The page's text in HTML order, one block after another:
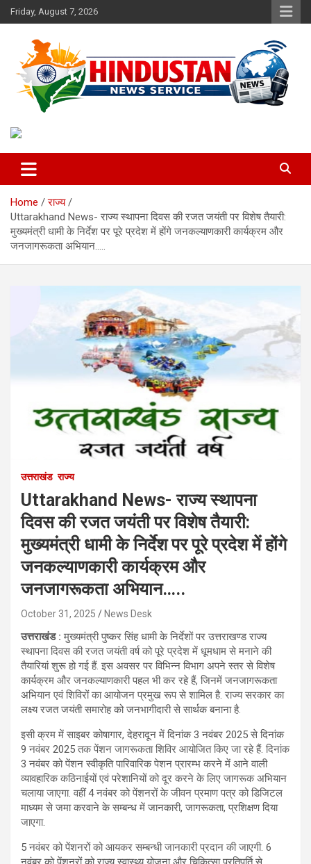
Skip
to
Friday, August 7, 2026
Hindustan News Service
Home
राज्य
Uttarakhand News- राज्य स्थापना दिवस की रजत जयंती पर विशेष तैयारी:
मुख्यमंत्री धामी के निर्देश पर पूरे प्रदेश में होंगे जनकल्याणकारी कार्यक्रम और
जनजागरूकता अभियान…..
उत्तराखंड राज्य
Uttarakhand News- राज्य स्थापना
दिवस की रजत जयंती पर विशेष तैयारी:
मुख्यमंत्री धामी के निर्देश पर पूरे प्रदेश में होंगे
जनकल्याणकारी कार्यक्रम और
जनजागरूकता अभियान…..
October 31, 2025 News Desk
उत्तराखंड : मुख्यमंत्री पुष्कर सिंह धामी के निर्देशों पर उत्तराखण्ड राज्य
स्थापना दिवस की रजत जयंती वर्ष को पूरे प्रदेश में धूमधाम से मनाने की
तैयारियां शुरू हो गई हैं. इस अवसर पर विभिन्न विभाग अपने स्तर से विशेष
कार्यक्रम और जनकल्याणकारी पहल भी कर रहे हैं, जिनमें जनजागरूकता
अभियान एवं शिविरों का आयोजन प्रमुख रूप से शामिल है. राज्य सरकार का
लक्ष्य रजत जयंती समारोह को जनभागीदारी से सार्थक बनाना है.
इसी क्रम में साइबर कोषागार, देहरादून में दिनांक 3 नवंबर 2025 से दिनांक
9 नवंबर 2025 तक पेंशन जागरूकता शिविर आयोजित किए जा रहे हैं. दिनांक
3 नवंबर को पेंशन स्वीकृति पारिवारिक पेशन प्रारम्भ करने में आने वाली
व्यावहारिक कठिनाईयों एवं परेशानियों को दूर करने के लिए जागरूक अभियान
चलाया जाएगा. वहीं 4 नवंबर को पेंशनरों के जीवन प्रमाण पत्र को डिजिटल
माध्यम से जमा करवाने के सम्बन्ध में जानकारी, जागरूकता, प्रशिक्षण दिया
जाएगा.
5 नवंबर को पेंशनरों को आयकर सम्बन्धी जानकारी प्रदान की जाएगी. 6